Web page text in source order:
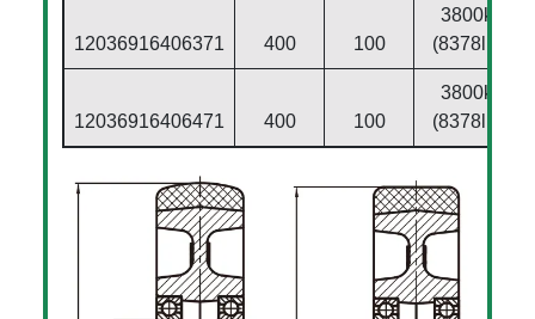
12036916406371 400 100
3800kg
(8378lbs)
12036916406471 400 100
3800kg
(8378lbs)